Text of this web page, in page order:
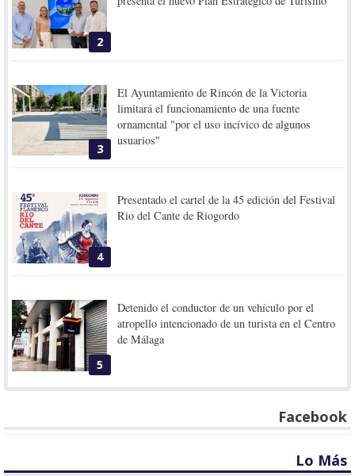
2
3
El Ayuntamiento de Rincón de la Victoria
limitará el funcionamiento de una fuente
ornamental "por el uso incívico de algunos
usuarios"
4
Presentado el cartel de la 45 edición del Festival
Rio del Cante de Riogordo
5
Detenido el conductor de un vehículo por el
atropello intencionado de un turista en el Centro
de Málaga
Facebook
Lo Más